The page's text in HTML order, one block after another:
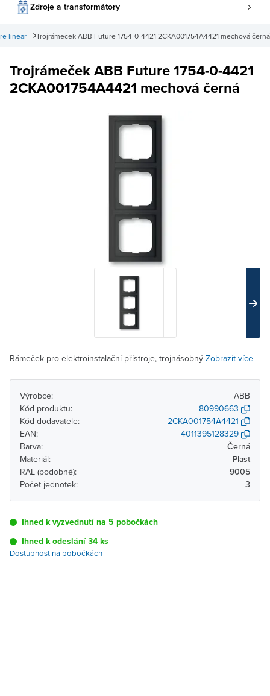
Zdroje a transformátory
Trojrámeček ABB Future 1754-0-4421 2CKA001754A4421 mechová černá
linear
Trojrámeček ABB Future 1754-0-4421
2CKA001754A4421 mechová černá
Rámeček pro elektroinstalační přístroje, trojnásobný Zobrazit více
Výrobce:
ABB
Kód produktu:
80990663
Kód dodavatele:
2CKA001754A4421
EAN:
4011395128329
Barva:
Černá
Materiál:
Plast
RAL (podobné):
9005
Počet jednotek:
3
Ihned k vyzvednutí na 5 pobočkách
Ihned k odeslání 34 ks
Dostupnost na pobočkách